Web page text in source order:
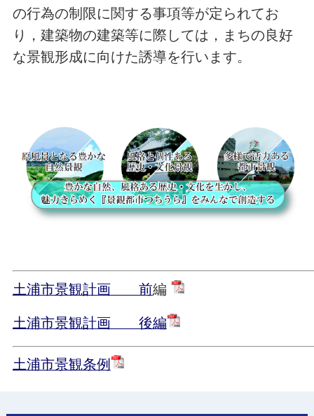
の行為の制限に関する事項等が定られてお
り，建築物の建築等に際しては，まちの良好
な景観形成に向けた誘導を行います。
土浦市景観計画 前編
土浦市景観計画 後編
土浦市景観条例